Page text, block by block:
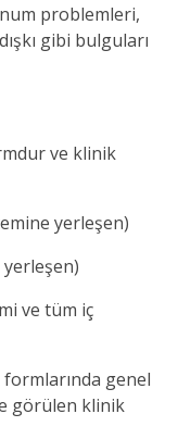
problemleri,
gibi bulguları
ve klinik
yerleşen)
ve tüm iç
genel
görülen klinik